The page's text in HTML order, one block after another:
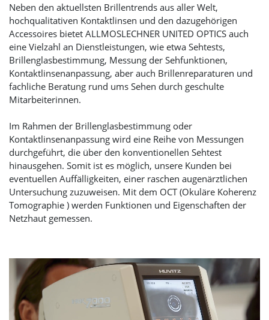
Neben den aktuellsten Brillentrends aus aller Welt,
hochqualitativen Kontaktlinsen und den dazugehörigen
Accessoires bietet ALLMOSLECHNER UNITED OPTICS auch
eine Vielzahl an Dienstleistungen, wie etwa Sehtests,
Brillenglasbestimmung, Messung der Sehfunktionen,
Kontaktlinsenanpassung, aber auch Brillenreparaturen und
fachliche Beratung rund ums Sehen durch geschulte
Mitarbeiterinnen.
Im Rahmen der Brillenglasbestimmung oder
Kontaktlinsenanpassung wird eine Reihe von Messungen
durchgeführt, die über den konventionellen Sehtest
hinausgehen. Somit ist es möglich, unsere Kunden bei
eventuellen Auffälligkeiten, einer raschen augenärztlichen
Untersuchung zuzuweisen. Mit dem OCT (Okuläre Koherenz
Tomographie ) werden Funktionen und Eigenschaften der
Netzhaut gemessen.
Slider überspringen